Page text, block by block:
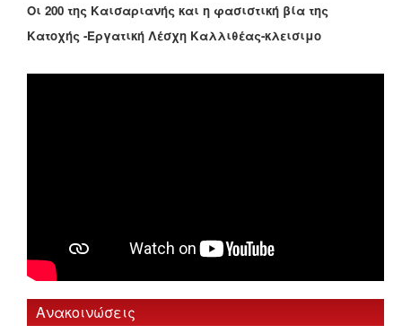
Οι 200 της Καισαριανής και η φασιστική βία της
Κατοχής -Εργατική Λέσχη Καλλιθέας-κλεισιμο
Ανακοινώσεις